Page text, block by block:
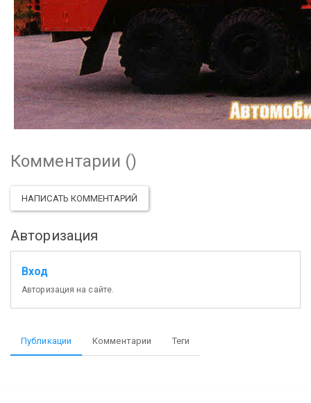
Комментарии ()
НАПИСАТЬ КОММЕНТАРИЙ
Авторизация
Вход
Авторизация на сайте.
Публикации Комментарии Теги